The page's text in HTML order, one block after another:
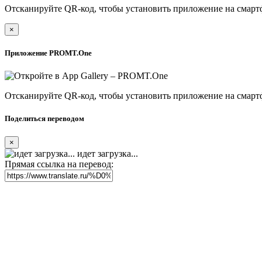
Отсканируйте QR-код, чтобы установить приложение на
×
Приложение PROMT.One
Отсканируйте QR-код, чтобы установить приложение на
Поделиться переводом
×
идет загрузка...
Прямая ссылка на перевод: